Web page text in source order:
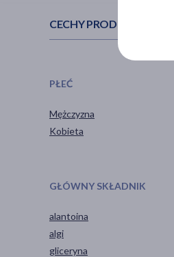
CECHY PRODUKTU
PŁEĆ
Mężczyzna
Kobieta
GŁÓWNY SKŁADNIK
alantoina
algi
gliceryna